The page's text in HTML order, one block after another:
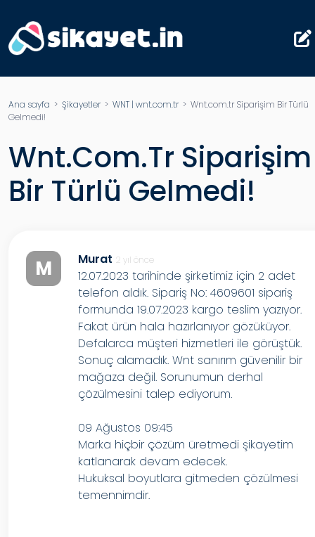
Ana sayfa > Şikayetler> WNT | wnt.com.tr> Wnt.com.tr Siparişim Bir Türlü
Gelmedi!
Wnt.com.tr Siparişim
Bir Türlü Gelmedi!
M Murat 2 yıl önce
12.07.2023 tarihinde şirketimiz için 2 adet
telefon aldık. Sipariş No: 4609601 sipariş
formunda 19.07.2023 kargo teslim yazıyor.
Fakat ürün hala hazırlanıyor gözüküyor.
Defalarca müşteri hizmetleri ile görüştük.
Sonuç alamadık. Wnt sanırım güvenilir bir
mağaza değil. Sorunumun derhal
çözülmesini talep ediyorum.
09 Ağustos 09:45
Marka hiçbir çözüm üretmedi şikayetim
katlanarak devam edecek.
Hukuksal boyutlara gitmeden çözülmesi
temennimdir.